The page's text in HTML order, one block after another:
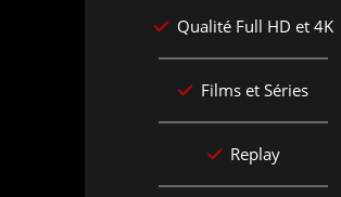
Qualité Full HD et 4K
Films et Séries
Replay